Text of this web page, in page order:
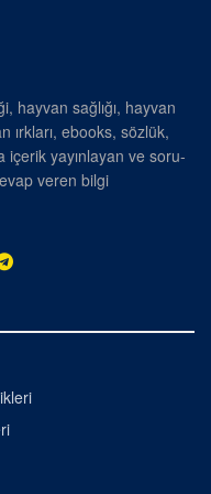
hayvan sağlığı, hayvan
ırkları, ebooks, sözlük,
içerik yayınlayan ve soru-
veren bilgi